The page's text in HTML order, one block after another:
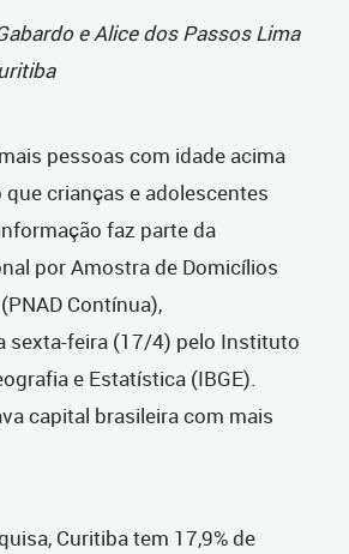
e Alice dos Passos Lima
pessoas com idade acima
crianças e adolescentes
faz parte da
por Amostra de Domicílios
Contínua),
sexta-feira (17/4) pelo Instituto
e Estatística (IBGE).
capital brasileira com mais
Curitiba tem 17,9% de